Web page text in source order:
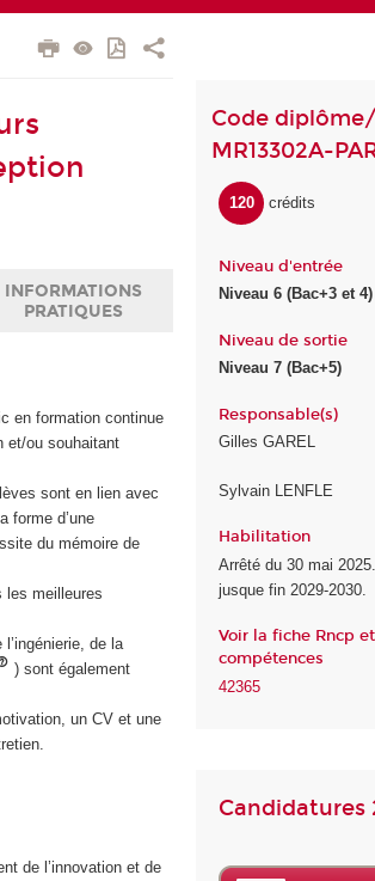
INFORMATIONS
PRATIQUES
en formation continue
et/ou souhaitant
sont en lien avec
forme d’une
du mémoire de
les meilleures
de la
) sont également
un CV et une
de l’innovation et de
Code
MR13302A-
120 crédits
Niveau d'entrée
Niveau 6 (Bac+3 et 4)
Niveau de sortie
Niveau 7 (Bac+5)
Responsable(s)
Gilles GAREL
Sylvain LENFLE
Habilitation
Arrêté du 30 mai
jusque fin 2029-2030.
Voir la fiche Rncp
compétences
42365
Candidatures